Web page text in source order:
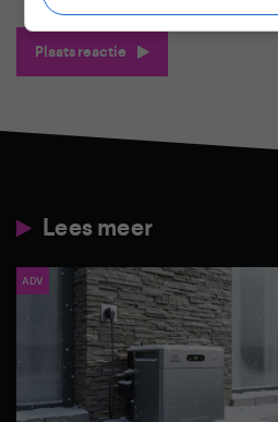
Plaats reactie
Lees meer
ADV